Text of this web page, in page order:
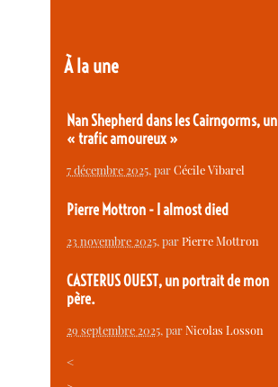
À la une
Nan Shepherd dans les Cairngorms, un
« trafic amoureux »
7 décembre 2025, parCécile Vibarel
Pierre Mottron - I almost died
23 novembre 2025, parPierre Mottron
CASTERUS OUEST, un portrait de mon
père.
29 septembre 2025, parNicolas Losson
<